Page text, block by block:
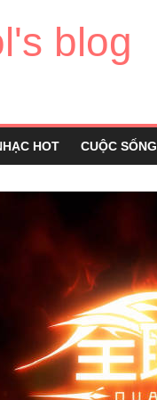
blog
HOT CUỘC SỐNG